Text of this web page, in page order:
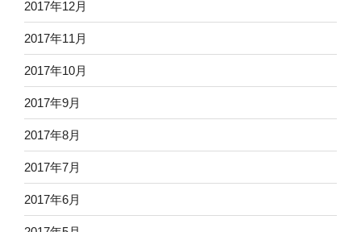
2017年12月
2017年11月
2017年10月
2017年9月
2017年8月
2017年7月
2017年6月